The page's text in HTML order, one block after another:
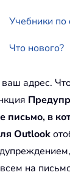
Учебники
Что нового?
адрес.
письмо, в
Outlook
на